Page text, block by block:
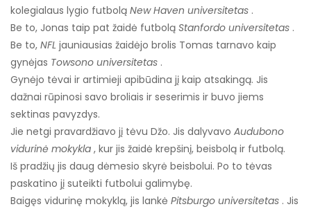
kolegialaus lygio futbolą New Haven universitetas .
Be to, Jonas taip pat žaidė futbolą Stanfordo universitetas .
Be to, NFL jauniausias žaidėjo brolis Tomas tarnavo kaip
gynėjas Towsono universitetas .
Gynėjo tėvai ir artimieji apibūdina jį kaip atsakingą. Jis
dažnai rūpinosi savo broliais ir seserimis ir buvo jiems
sektinas pavyzdys.
Jie netgi pravardžiavo jį tėvu Džo. Jis dalyvavo Audubono
vidurinė mokykla , kur jis žaidė krepšinį, beisbolą ir futbolą.
Iš pradžių jis daug dėmesio skyrė beisbolui. Po to tėvas
paskatino jį suteikti futbolui galimybę.
Baigęs vidurinę mokyklą, jis lankė Pitsburgo universitetas . Jis